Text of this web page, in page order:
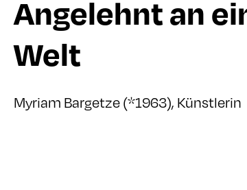
Angelehnt an
Welt
Myriam Bargetze (*1963), Künstlerin